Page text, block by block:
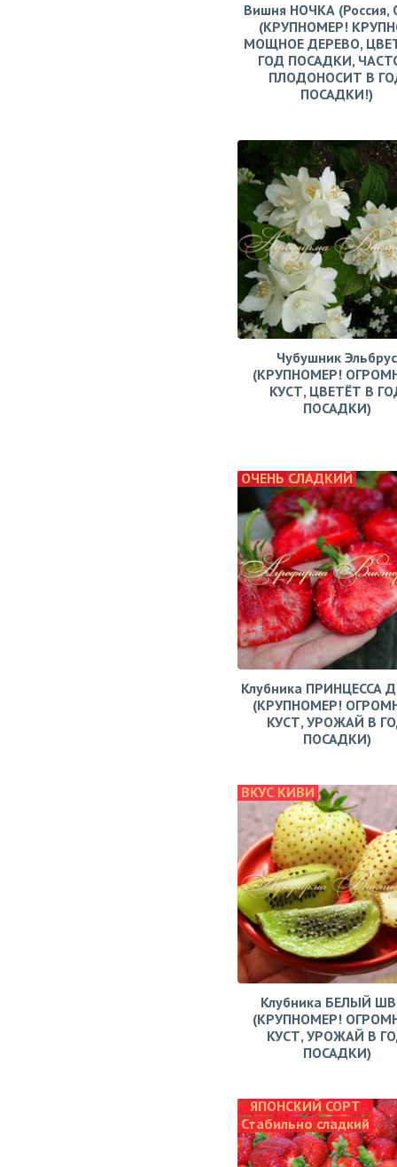
Вишня НОЧКА (Россия,
(КРУПНОМЕР!
МОЩНОЕ ДЕРЕВО,
ГОД ПОСАДКИ,
ПЛОДОНОСИТ В
ПОСАДКИ!)
Чубушник Эльбрус
(КРУПНОМЕР!
КУСТ, ЦВЕТЁТ В
ПОСАДКИ)
ОЧЕНЬ СЛАДКИЙ
Клубника ПРИНЦЕССА
(КРУПНОМЕР!
КУСТ, УРОЖАЙ В
ПОСАДКИ)
ВКУС КИВИ
Клубника БЕЛЫЙ
(КРУПНОМЕР!
КУСТ, УРОЖАЙ В
ПОСАДКИ)
ЯПОНСКИЙ СОРТ
Стабильно сладкий